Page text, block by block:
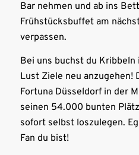
Bar nehmen und ab ins
Frühstücksbuffet am
verpassen.
Bei uns buchst du
Lust Ziele neu anzugehen!
Fortuna Düsseldorf in der
seinen 54.000 bunten
sofort selbst loszulegen.
Fan du bist!